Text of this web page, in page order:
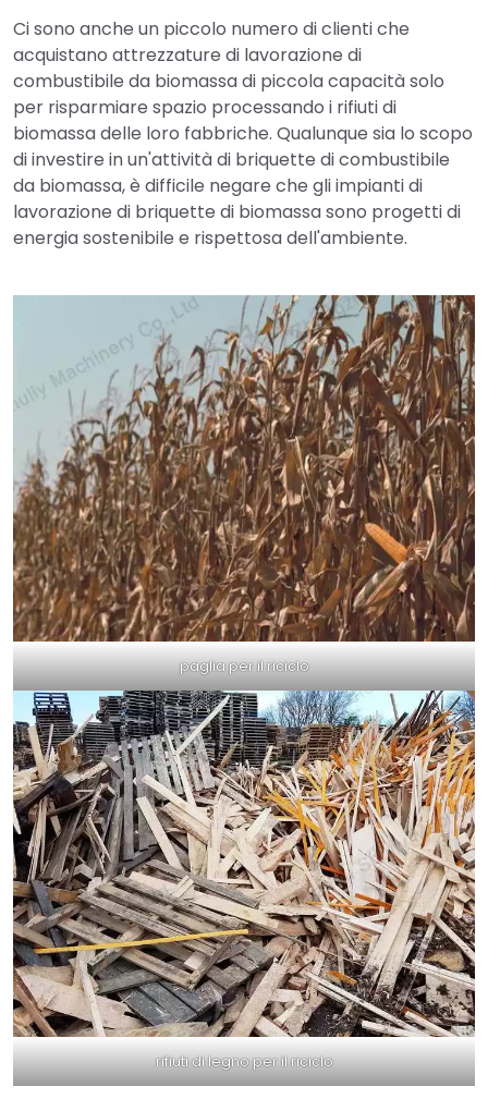
Ci sono anche un piccolo numero di clienti che
acquistano attrezzature di lavorazione di
combustibile da biomassa di piccola capacità solo
per risparmiare spazio processando i rifiuti di
biomassa delle loro fabbriche. Qualunque sia lo scopo
di investire in un'attività di briquette di combustibile
da biomassa, è difficile negare che gli impianti di
lavorazione di briquette di biomassa sono progetti di
energia sostenibile e rispettosa dell'ambiente.
paglia per il riciclo
rifiuti di legno per il riciclo